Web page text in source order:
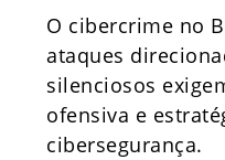
O cibercrime no
ataques
silenciosos
ofensiva e
cibersegurança.